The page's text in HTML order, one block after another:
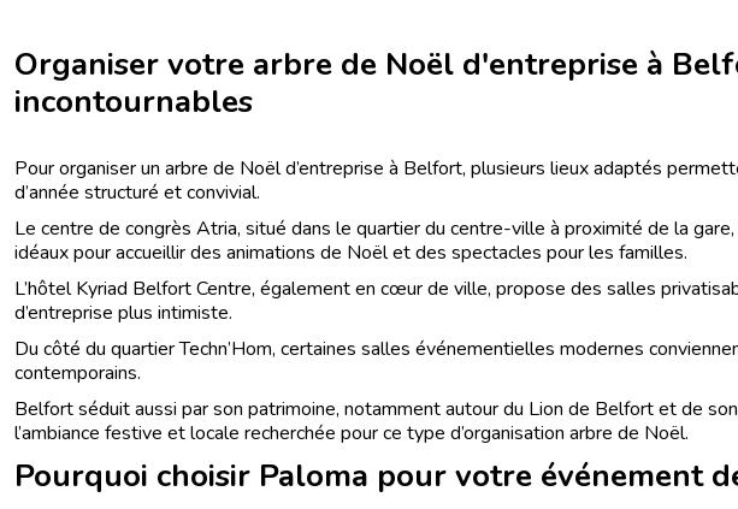
Organiser votre arbre de Noël d'entreprise à
incontournables
Pour organiser un arbre de Noël d’entreprise à Belfort, plusieurs lieux adaptés
d’année structuré et convivial.
Le centre de congrès Atria, situé dans le quartier du centre-ville à proximité de la
idéaux pour accueillir des animations de Noël et des spectacles pour les familles.
L’hôtel Kyriad Belfort Centre, également en cœur de ville, propose des salles
d’entreprise plus intimiste.
Du côté du quartier Techn’Hom, certaines salles événementielles modernes
contemporains.
Belfort séduit aussi par son patrimoine, notamment autour du Lion de Belfort et de
l’ambiance festive et locale recherchée pour ce type d’organisation arbre de Noël.
Pourquoi choisir Paloma pour votre événement